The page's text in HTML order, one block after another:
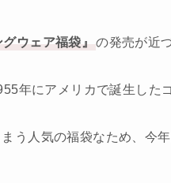
グウェア福袋』 の発売が近
年にアメリカで誕生した
う人気の福袋なため、今